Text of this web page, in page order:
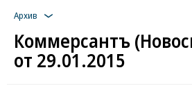
Архив
Коммерсантъ
от 29.01.2015